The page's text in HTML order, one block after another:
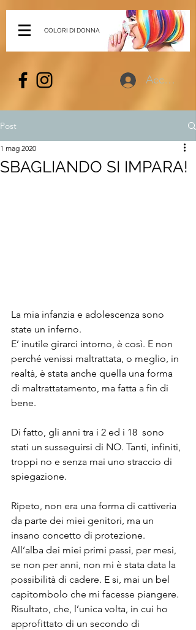
COLORI DI DONNA
Accedi
Post
SBAGLIANDO SI IMPARA!
1 mag 2020
La mia infanzia e adolescenza sono
state un inferno.
E’ inutile girarci intorno, è così. E non
perché venissi maltrattata, o meglio, in
realtà, è stata anche quella una forma
di maltrattatamento, ma fatta a fin di
bene.
Di fatto, gli anni tra i 2 ed i 18  sono
stati un susseguirsi di NO. Tanti, infiniti,
troppi no e senza mai uno straccio di
spiegazione.
Ripeto, non era una forma di cattiveria
da parte dei miei genitori, ma un
insano concetto di protezione.
All’alba dei miei primi passi, per mesi,
se non per anni, non mi è stata data la
possibilità di cadere. E si, mai un bel
capitombolo che mi facesse piangere.
Risultato, che, l’unica volta, in cui ho
approfittato di un secondo di